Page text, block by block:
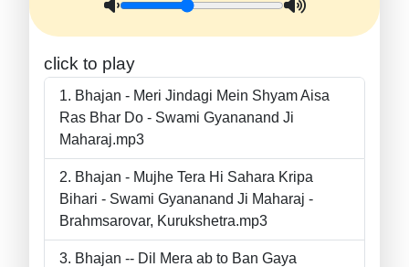
click to play
Bhajan - Meri Jindagi Mein Shyam Aisa
Ras Bhar Do - Swami Gyananand Ji
Maharaj.mp3
Bhajan - Mujhe Tera Hi Sahara Kripa
Bihari - Swami Gyananand Ji Maharaj -
Brahmsarovar, Kurukshetra.mp3
Bhajan -- Dil Mera ab to Ban Gaya